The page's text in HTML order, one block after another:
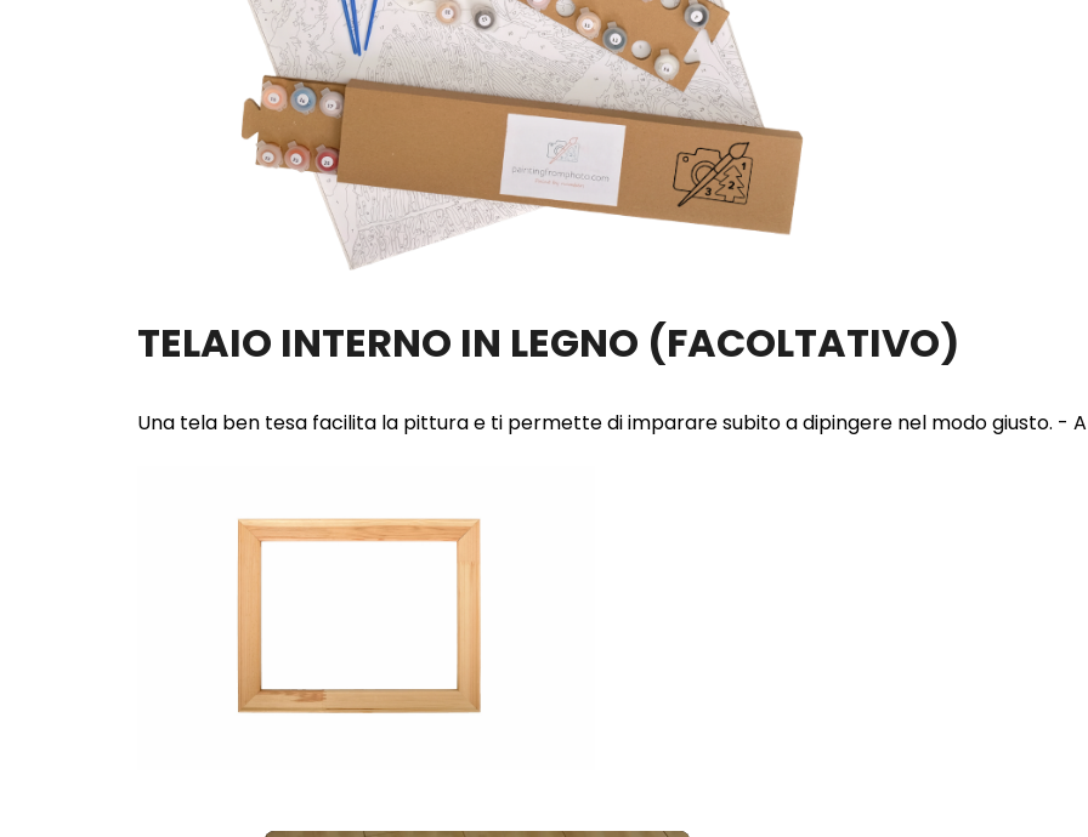
TELAIO INTERNO IN LEGNO (FACOLTATIVO)
Una tela ben tesa facilita la pittura e ti permette di imparare subito a dipingere nel modo giusto.